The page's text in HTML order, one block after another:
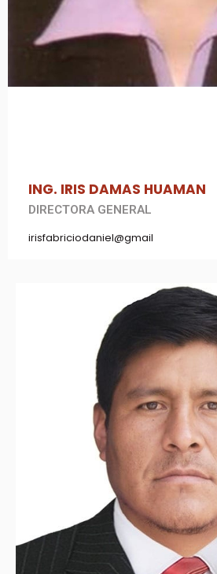
ING. IRIS DAMAS HUAMAN
DIRECTORA GENERAL
irisfabriciodaniel@gmail